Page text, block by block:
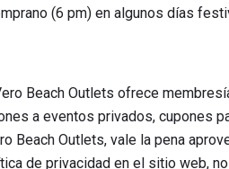
(6 pm) en algunos días
Beach Outlets ofrece
a eventos privados, cupones
Beach Outlets, vale la pena
de privacidad en el sitio web,